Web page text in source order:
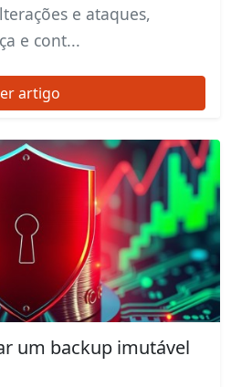
e ataques,
e cont...
artigo
um backup imutável